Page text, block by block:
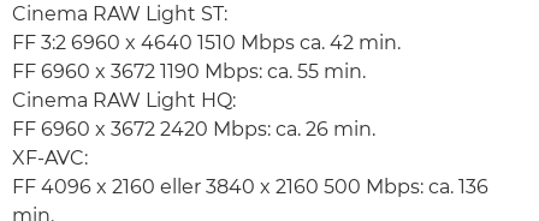
Cinema RAW Light ST:
FF 3:2 6960 x 4640 1510 Mbps ca. 42 min.
FF 6960 x 3672 1190 Mbps: ca. 55 min.
Cinema RAW Light HQ:
FF 6960 x 3672 2420 Mbps: ca. 26 min.
XF-AVC:
FF 4096 x 2160 eller 3840 x 2160 500 Mbps: ca. 136
min.